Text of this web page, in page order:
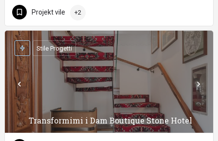
Projekt vile +2
Transformimi i Dam Boutique Stone Hotel
Stile Progetti